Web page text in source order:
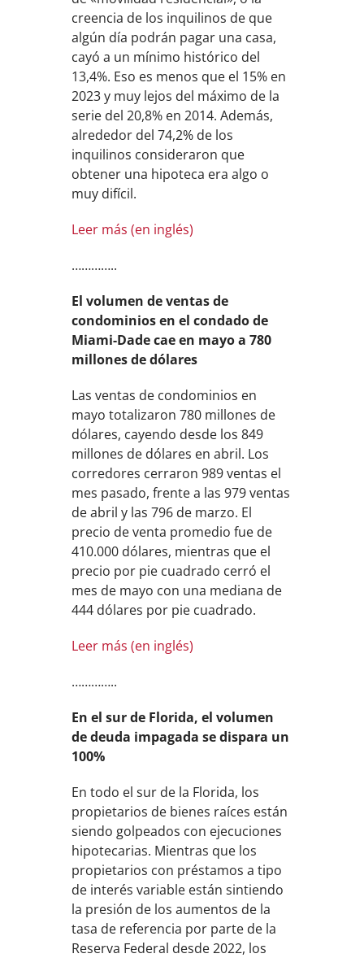
creencia de los inquilinos de que
algún día podrán pagar una casa,
cayó a un mínimo histórico del
13,4%. Eso es menos que el 15% en
2023 y muy lejos del máximo de la
serie del 20,8% en 2014. Además,
alrededor del 74,2% de los
inquilinos consideraron que
obtener una hipoteca era algo o
muy difícil.
Leer más (en inglés)
…………..
El volumen de ventas de
condominios en el condado de
Miami-Dade cae en mayo a 780
millones de dólares
Las ventas de condominios en
mayo totalizaron 780 millones de
dólares, cayendo desde los 849
millones de dólares en abril. Los
corredores cerraron 989 ventas el
mes pasado, frente a las 979 ventas
de abril y las 796 de marzo. El
precio de venta promedio fue de
410.000 dólares, mientras que el
precio por pie cuadrado cerró el
mes de mayo con una mediana de
444 dólares por pie cuadrado.
Leer más (en inglés)
…………..
En el sur de Florida, el volumen
de deuda impagada se dispara un
100%
En todo el sur de la Florida, los
propietarios de bienes raíces están
siendo golpeados con ejecuciones
hipotecarias. Mientras que los
propietarios con préstamos a tipo
de interés variable están sintiendo
la presión de los aumentos de la
tasa de referencia por parte de la
Reserva Federal desde 2022, los